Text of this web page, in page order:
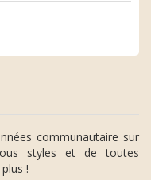
communautaire sur
styles et de toutes
!